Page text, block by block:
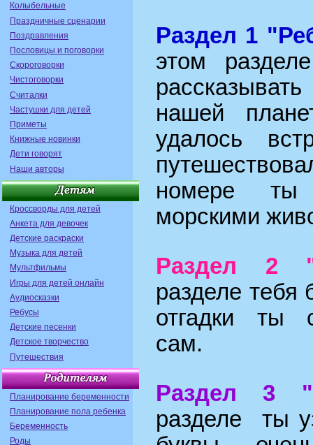
Колыбельные
Праздничные сценарии
Поздравления
Пословицы и поговорки
Скороговорки
Чистоговорки
Считалки
Частушки для детей
Приметы
Книжные новинки
Дети говорят
Наши авторы
Кроссворды для детей
Анкета для девочек
Детские раскраски
Музыка для детей
Мультфильмы
Игры для детей онлайн
Аудиосказки
Ребусы
Детские песенки
Детское творчество
Путешествия
Планирование беременности
Планирование пола ребенка
Беременность
Роды
Раздел 1
этом
нашей
удалось
номере ты
морскими
Раздел 2
разделе тебя
отгадки ты
сам.
Раздел 3
разделе ты